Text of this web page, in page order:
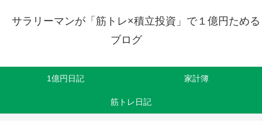
サラリーマンが「筋トレ×積立投資」で１億円ためる
ブログ
1億円日記 家計簿
筋トレ日記